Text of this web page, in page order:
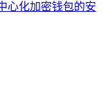
心化加密钱包的安